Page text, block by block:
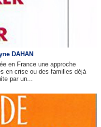
DAHAN
en France une approche
en crise ou des familles déjà
par un...